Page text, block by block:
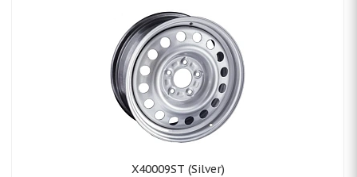
X40009ST (Silver)